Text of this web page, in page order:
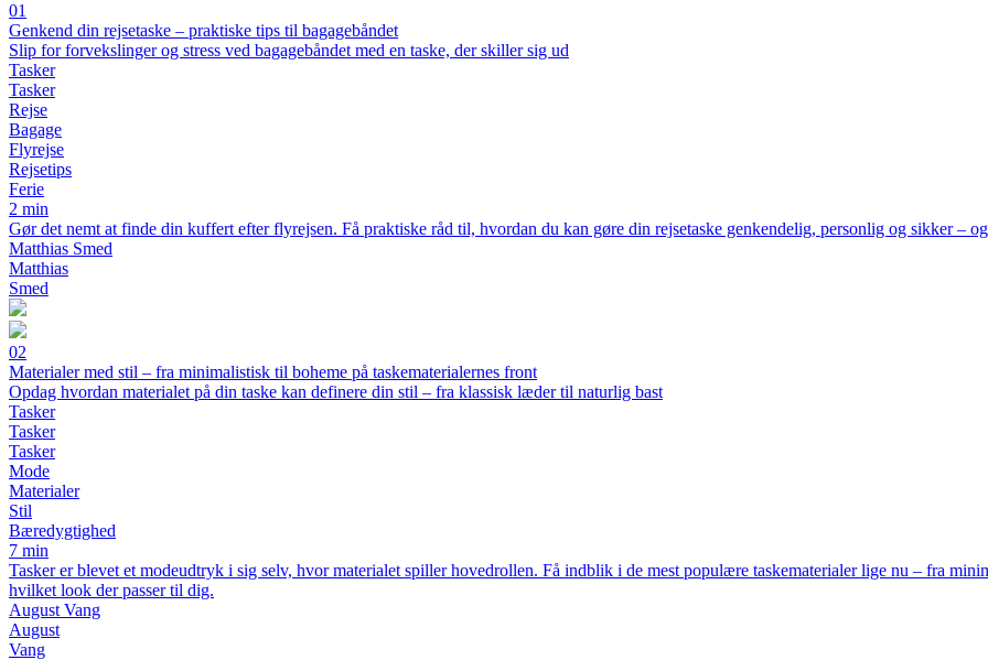
01
Genkend din rejsetaske – praktiske tips til bagagebåndet
Slip for forvekslinger og stress ved bagagebåndet med en taske, der skiller sig ud
Tasker
Tasker
Rejse
Bagage
Flyrejse
Rejsetips
Ferie
2 min
Gør det nemt at finde din kuffert efter flyrejsen. Få praktiske råd til, hvordan du kan gøre din rejsetaske genkendelig, personlig og sikker –
Matthias Smed
Matthias
Smed
02
Materialer med stil – fra minimalistisk til boheme på taskematerialernes front
Opdag hvordan materialet på din taske kan definere din stil – fra klassisk læder til naturlig bast
Tasker
Tasker
Tasker
Mode
Materialer
Stil
Bæredygtighed
7 min
Tasker er blevet et modeudtryk i sig selv, hvor materialet spiller hovedrollen. Få indblik i de mest populære taskematerialer lige nu – fra
hvilket look der passer til dig.
August Vang
August
Vang